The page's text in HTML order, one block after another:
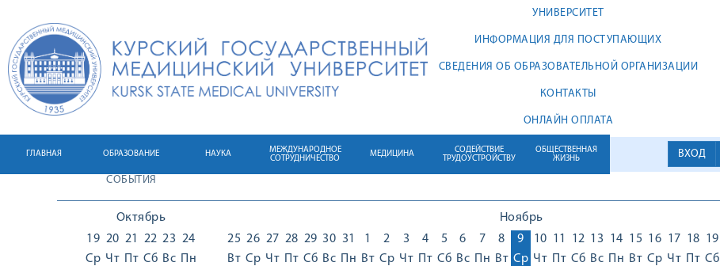
УНИВЕРСИТЕТ
ИНФОРМАЦИЯ ДЛЯ ПОСТУПАЮЩИХ
СВЕДЕНИЯ ОБ ОБРАЗОВАТЕЛЬНОЙ ОРГАНИЗАЦИИ
КОНТАКТЫ
ОНЛАЙН ОПЛАТА
ВХОД
ГЛАВНАЯ ОБРАЗОВАНИЕ НАУКА
МЕЖДУНАРОДНОЕ
СОТРУДНИЧЕСТВО
МЕДИЦИНА
СОДЕЙСТВИЕ
ТРУДОУСТРОЙСТВУ
ОБЩЕСТВЕННАЯ
ЖИЗНЬ
СОБЫТИЯ
Октябрь
19
Ср
20
Чт
21
Пт
22
Сб
23
Вс
24
Пн
Ноябрь
25
Вт
26
Ср
27
Чт
28
Пт
29
Сб
30
Вс
31
Пн
1
Вт
2
Ср
3
Чт
4
Пт
5
Сб
6
Вс
7
Пн
8
Вт
9
Ср
10
Чт
11
Пт
12
Сб
13
Вс
14
Пн
15
Вт
16
Ср
17
Чт
18
Пт
19
Сб